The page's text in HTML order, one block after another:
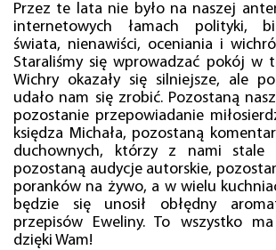
Przez te lata nie było na naszej
internetowych łamach polityki,
świata, nienawiści, oceniania i
Staraliśmy się wprowadzać pokój w
Wichry okazały się silniejsze, ale
udało nam się zrobić. Pozostaną
pozostanie przepowiadanie
księdza Michała, pozostaną
duchownych, którzy z nami stale
pozostaną audycje autorskie,
poranków na żywo, a w wielu
będzie się unosił obłędny
przepisów Eweliny. To wszystko
dzięki Wam!